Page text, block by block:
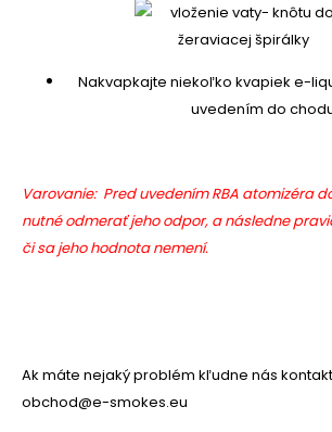
Nakvapkajte niekoľko kvapiek e-
uvedením do
Varovanie: Pred uvedením RBA atomizéra
nutné odmerať jeho odpor, a následne
či sa jeho hodnota nemení.
Ak máte nejaký problém kľudne nás
obchod@e-smokes.eu